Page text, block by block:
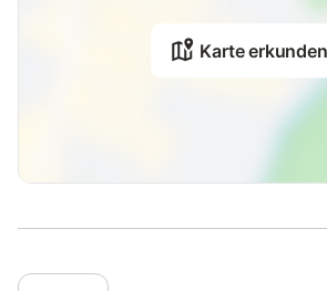
Karte erkunden